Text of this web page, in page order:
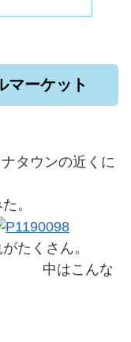
マーケット
タウンの近くに
。
たくさん。
中はこんな